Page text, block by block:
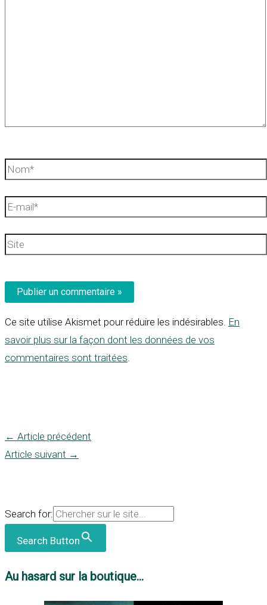
Nom*
E-
Site
Ce site utilise Akismet pour réduire les indésirables. En
savoir plus sur la façon dont les données de vos
commentaires sont traitées
← Article précédent
Article suivant →
Search for:
Search Button
Au hasard sur la boutique...